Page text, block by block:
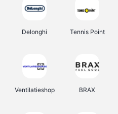
Delonghi Tennis Point
Ventilatieshop BRAX